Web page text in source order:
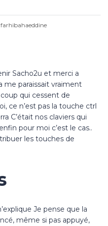
farhibahaeddine
Sacho2u et merci a
me paraissait vraiment
qui cessent de
ce n’est pas la touche ctrl
C’était nos claviers qui
pour moi c’est le cas..
les touches de
Je pense que la
même si pas appuyé,